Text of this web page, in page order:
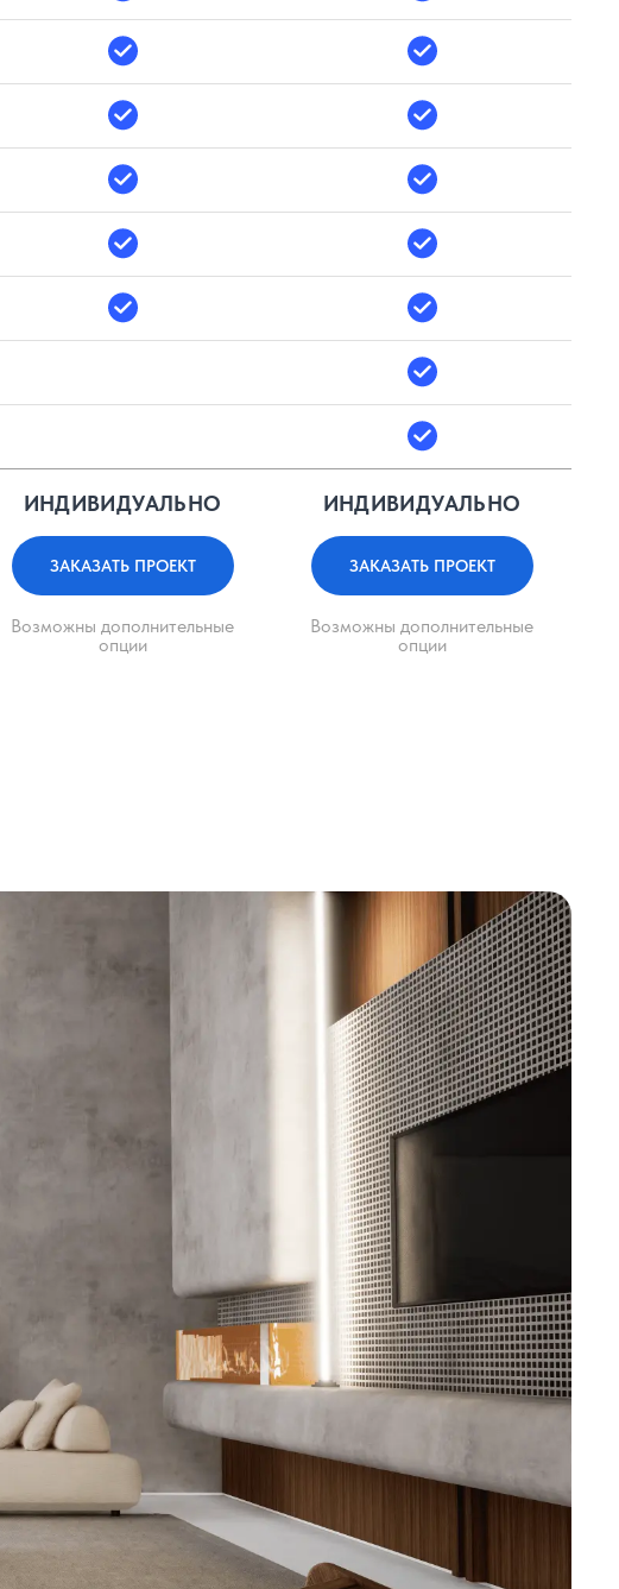
ИНДИВИДУАЛЬНО
ЗАКАЗАТЬ ПРОЕКТ
Возможны дополнительные
опции
ИНДИВИДУАЛЬНО
ЗАКАЗАТЬ ПРОЕКТ
Возможны дополнительные
опции